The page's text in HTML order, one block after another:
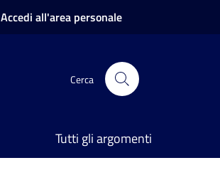
Accedi all'area personale
Cerca
Tutti gli argomenti